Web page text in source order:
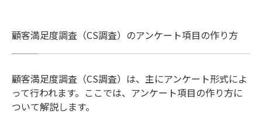
顧客満足度調査（CS調査）のアンケート項目の作り方
顧客満足度調査（CS調査）は、主にアンケート形式によ
って行われます。ここでは、アンケート項目の作り方に
ついて解説します。